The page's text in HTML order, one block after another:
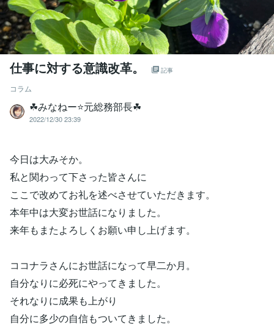
仕事に対する意識改革。 記事
コラム
☘みなねー⭐️元総務部長☘
2022/12/30 23:39
今日は大みそか。
私と関わって下さった皆さんに
ここで改めてお礼を述べさせていただきます。
本年中は大変お世話になりました。
来年もまたよろしくお願い申し上げます。
ココナラさんにお世話になって早二か月。
自分なりに必死にやってきました。
それなりに成果も上がり
自分に多少の自信もついてきました。